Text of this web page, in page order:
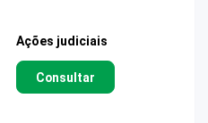
Ações judiciais
Consultar